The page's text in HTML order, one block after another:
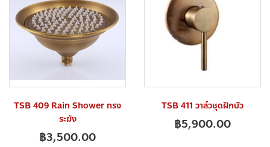
TSB 409 Rain Shower ทรง
ระฆัง
฿3,500.00
TSB 411 วาล์วชุดฝักบัว
฿5,900.00